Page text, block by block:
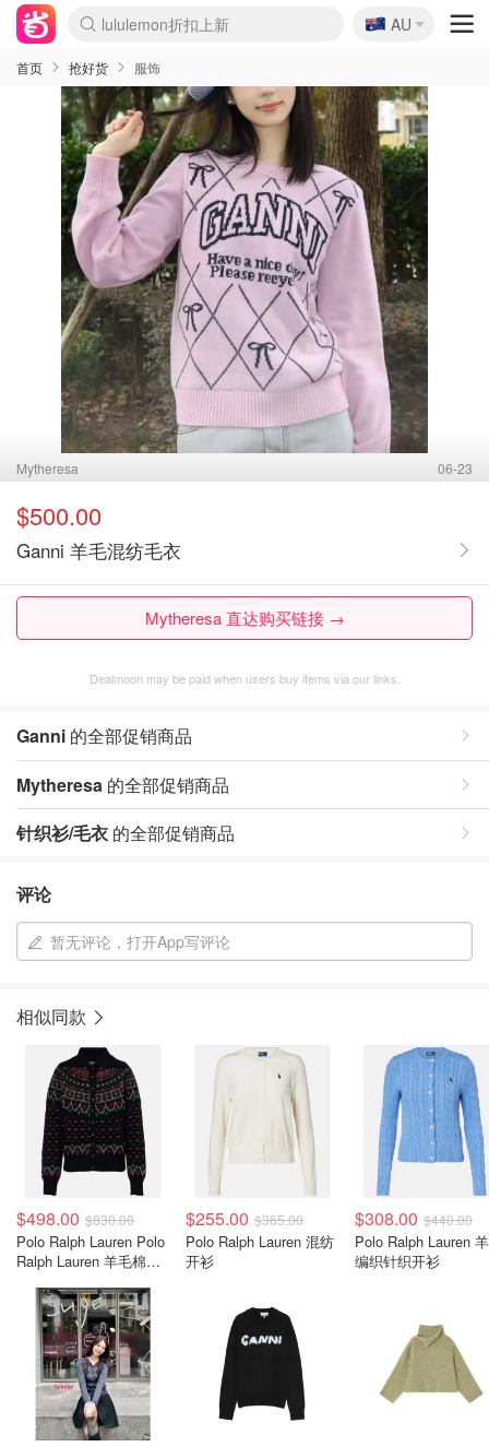
Sasa美妆护肤3.5折
SSENSE年中3折
FreshBeauty好价汇总
Cettire降价+叠9折
Farfetch折上8折
WWS Coles超市实拍
viagogo二手票捡漏
Myer清仓1折起
The Outnet奢牌1折起
David Jones 3折起
Flannels大牌1折
Perfumes Club护肤1折
AMIRO返校季6.2折
Oweek抽奖送Airpods
Amazon折扣汇总
eToro入金$200送$50
Amazon数码好物
ICONIC本周7.5折
ThedoubleF高奢地板价
Moose Knuckles 6折
丝芙兰5折起
EUFY官网3.7折起
Selenichast首饰2折
Trip机票酒店促销
YSL送5件彩妆礼
Amazon家居好物
BIGBANG巡演开票
David Jones时尚3折
Amazon美妆护肤
雅漾大喷$8
过敏原检测盒$33
伊索独家赠50ml沐浴露
科颜氏清仓3折
SEALIFE海洋馆门票6折
丝塔芙大白罐$16
订阅Newsletter送香薰
Cult Beauty 6.8折
Harrods圣诞日历2.3折
LN-CC奢牌私促3折
d'Alba空姐喷雾$16
EVE LOM套装逆天2折
Bernardelli独家4折
Adore Beauty 6折起
CT圣诞日历
Mytheresa奢品2.7折
Luxury Escapes 9折
Currentbody美容仪9折
MOON Garden Live
ALLSAINTS美衣3折
Roborock扫地机3.7折
Tingo Life水杯$24
Valentino官网5折
CR洗发护发6.3折
🇦🇺
AU
首页 抢好货 服饰
Mytheresa 06-23
$500.00
Ganni 羊毛混纺毛衣
Mytheresa 直达购买链接 →
Dealmoon may be paid when users buy items via our links.
Ganni 的全部促销商品
Mytheresa 的全部促销商品
针织衫/毛衣 的全部促销商品
评论
暂无评论，打开App写评论
相似同款
$498.00 $830.00
Polo Ralph Lauren Polo
Ralph Lauren 羊毛棉混
$255.00 $365.00
Polo Ralph Lauren 混纺
开衫
$308.00 $440.00
Polo Ralph Lauren
编织针织开衫